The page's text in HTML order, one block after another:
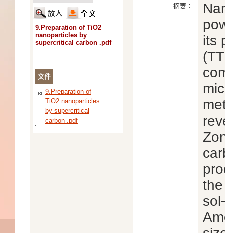
9.Preparation of TiO2
nanoparticles by
supercritical carbon .pdf
文件
9.Preparation of
TiO2 nanoparticles
by supercritical
carbon .pdf
摘要：
its